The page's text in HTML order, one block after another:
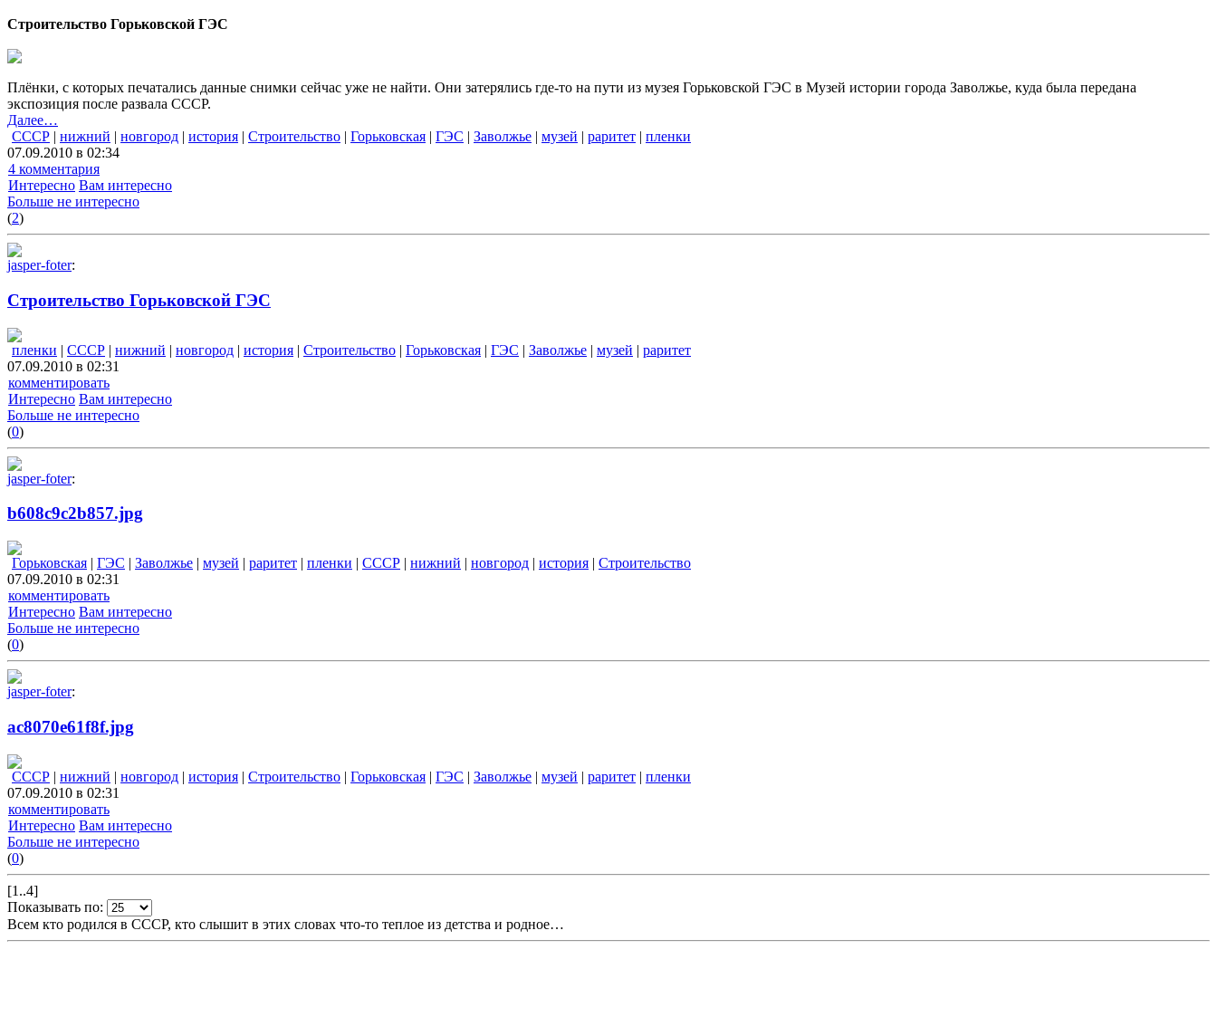
Строительство Горьковской ГЭС
Плёнки, с которых печатались данные снимки сейчас уже не найти. Они затерялись где-то на пути из музея Горьковской ГЭС в Музей истории города Заволжье, куда была передана
экспозиция после развала СССР.
Далее…
СССР | нижний | новгород | история | Строительство | Горьковская | ГЭС | Заволжье | музей | раритет | пленки
07.09.2010 в 02:34
4 комментария
Интересно Вам интересно
Больше не интересно
(2)
jasper-foter:
Строительство Горьковской ГЭС
пленки | СССР | нижний | новгород | история | Строительство | Горьковская | ГЭС | Заволжье | музей | раритет
07.09.2010 в 02:31
комментировать
Интересно Вам интересно
Больше не интересно
(0)
jasper-foter:
b608c9c2b857.jpg
Горьковская | ГЭС | Заволжье | музей | раритет | пленки | СССР | нижний | новгород | история | Строительство
07.09.2010 в 02:31
комментировать
Интересно Вам интересно
Больше не интересно
(0)
jasper-foter:
ac8070e61f8f.jpg
СССР | нижний | новгород | история | Строительство | Горьковская | ГЭС | Заволжье | музей | раритет | пленки
07.09.2010 в 02:31
комментировать
Интересно Вам интересно
Больше не интересно
(0)
[1..4]
Показывать по:
Всем кто родился в СССР, кто слышит в этих словах что-то теплое из детства и родное…